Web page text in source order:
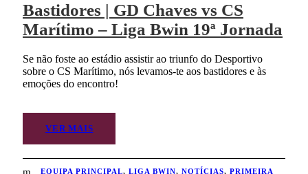
Bastidores | GD Chaves vs CS
Marítimo – Liga Bwin 19ª Jornada
Se não foste ao estádio assistir ao triunfo do Desportivo
sobre o CS Marítimo, nós levamos-te aos bastidores e às
emoções do encontro!
VER MAIS
EQUIPA PRINCIPAL, LIGA BWIN, NOTÍCIAS, PRIMEIRA